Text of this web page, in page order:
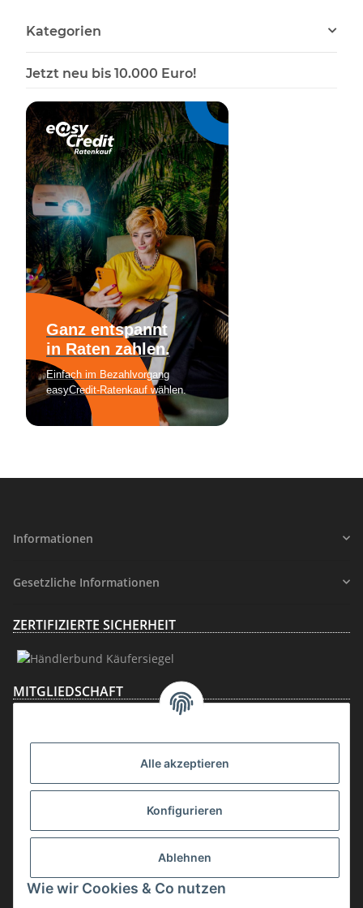
Alle akzeptieren
Konfigurieren
Ablehnen
Wie wir Cookies & Co nutzen
Kategorien
Jetzt neu bis 10.000 Euro!
Informationen
Gesetzliche Informationen
ZERTIFIZIERTE SICHERHEIT
MITGLIEDSCHAFT
Vertrag widerrufen